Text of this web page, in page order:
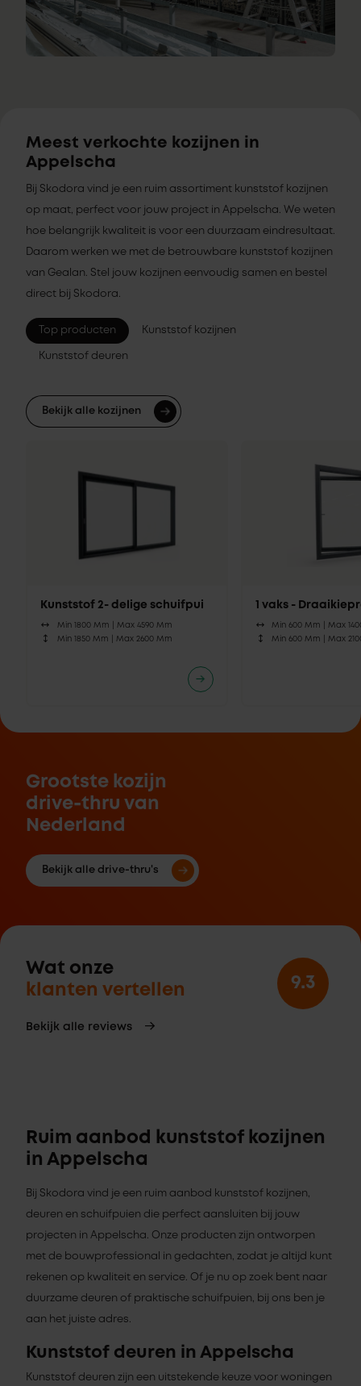
Meest verkochte kozijnen in
Appelscha
Bij Skodora vind je een ruim assortiment kunststof kozijnen
op maat, perfect voor jouw project in Appelscha. We weten
hoe belangrijk kwaliteit is voor een duurzaam eindresultaat.
Daarom werken we met de betrouwbare kunststof kozijnen
van Gealan. Stel jouw kozijnen eenvoudig samen en bestel
direct bij Skodora.
Top producten Kunststof kozijnen
Kunststof deuren
Bekijk alle kozijnen
Kunststof 2- delige schuifpui
Min 1800 Mm | Max 4590 Mm
Min 1850 Mm | Max 2600 Mm
1 vaks -
Min 600 Mm |Max
Min 600 Mm |Max
Grootste kozijn
drive-thru van
Nederland
Bekijk alle drive-thru's
Wat onze
klanten vertellen
Bekijk alle reviews
9.3
Ruim aanbod kunststof kozijnen
in Appelscha
Bij Skodora vind je een ruim aanbod kunststof kozijnen,
deuren en schuifpuien die perfect aansluiten bij jouw
projecten in Appelscha. Onze producten zijn ontworpen
met de bouwprofessional in gedachten, zodat je altijd kunt
rekenen op kwaliteit en service. Of je nu op zoek bent naar
duurzame deuren of praktische schuifpuien, bij ons ben je
aan het juiste adres.
Kunststof deuren in Appelscha
Kunststof deuren zijn een uitstekende keuze voor woningen